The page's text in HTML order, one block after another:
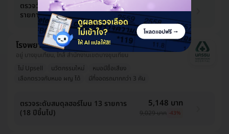
ตรวจวัดระดับฮอร์โมนเพศชาย 5
รายการ (เจาะเลือด)
6,960 บาท
โรงพยาบาลนครธน
อยู่ บางขุนเทียน, ใกล้ สำนักงานเขตบางขุนเทียน
ไม่ Upsell
นวัตกรรมใหม่
หมอมีชื่อเสียง
เลือกตรวจกับหมอ ผญ ได้
มีที่จอดรถมากกว่า 3 คัน
ตรวจระดับสมดุลฮอร์โมน 13 รายการ
(18 ปีขึ้นไป)
5,148 บาท
9,029 บาท -43%